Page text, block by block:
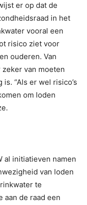
er op dat de
in het
vooral een
risico ziet voor
ouderen. Van
van moeten
“Als er wel risico’s
om loden
al initiatieven namen
van loden
te
aan de raad een